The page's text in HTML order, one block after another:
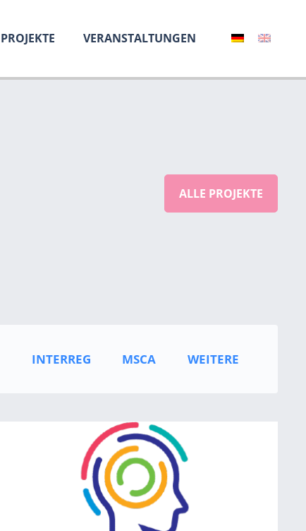
PROJEKTE VERANSTALTUNGEN
ALLE PROJEKTE
INTERREG MSCA WEITERE